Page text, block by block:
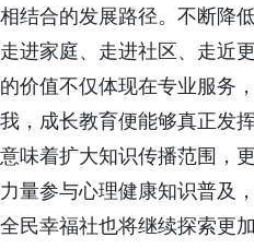
结合的发展路径。不断降
进家庭、走进社区、走近
价值不仅体现在专业服务
，成长教育便能够真正发
味着扩大知识传播范围，
量参与心理健康知识普及
民幸福社也将继续探索更